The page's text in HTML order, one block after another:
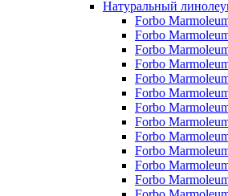
Натуральный
Forbo
Forbo
Forbo
Forbo
Forbo
Forbo
Forbo
Forbo
Forbo
Forbo
Forbo
Forbo